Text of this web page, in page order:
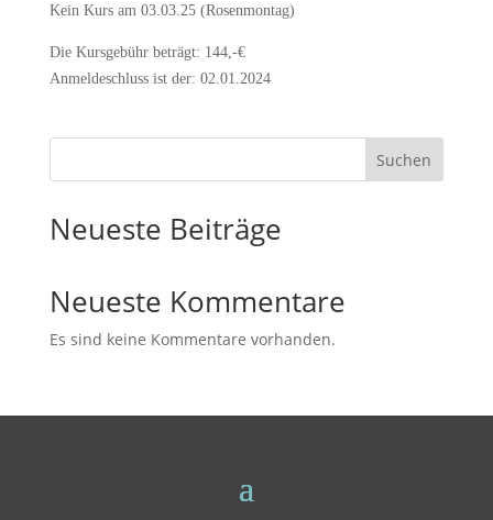
Kein Kurs am 03.03.25 (Rosenmontag)
Die Kursgebühr beträgt: 144,-€
Anmeldeschluss ist der: 02.01.2024
Suchen
Neueste Beiträge
Neueste Kommentare
Es sind keine Kommentare vorhanden.